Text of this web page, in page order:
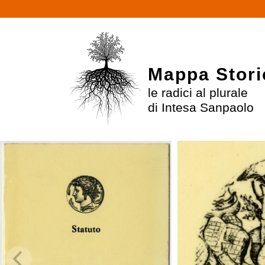
Mappa
le radici al plurale
di Intesa Sanpaolo